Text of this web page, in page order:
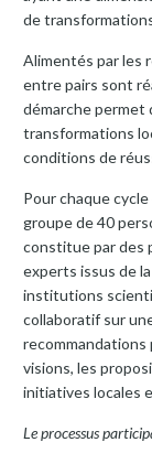
de
Alimentés par les
entre pairs sont
démarche permet
transformations
conditions de
Pour chaque
groupe de 40
constitue par des
experts issus de
institutions
collaboratif sur
recommandations
visions, les
initiatives locales
Le processus